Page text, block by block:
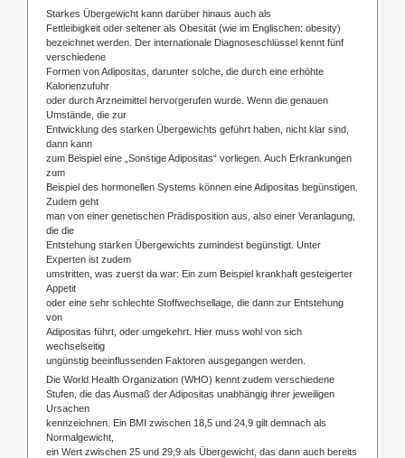
Starkes Übergewicht kann darüber hinaus auch als
Fettleibigkeit oder seltener als Obesität (wie im Englischen: obesity)
bezeichnet werden. Der internationale Diagnoseschlüssel kennt fünf
verschiedene
Formen von Adipositas, darunter solche, die durch eine erhöhte
Kalorienzufuhr
oder durch Arzneimittel hervorgerufen wurde. Wenn die genauen
Umstände, die zur
Entwicklung des starken Übergewichts geführt haben, nicht klar sind,
dann kann
zum Beispiel eine „Sonstige Adipositas“ vorliegen. Auch Erkrankungen
zum
Beispiel des hormonellen Systems können eine Adipositas begünstigen.
Zudem geht
man von einer genetischen Prädisposition aus, also einer Veranlagung,
die die
Entstehung starken Übergewichts zumindest begünstigt. Unter
Experten ist zudem
umstritten, was zuerst da war: Ein zum Beispiel krankhaft gesteigerter
Appetit
oder eine sehr schlechte Stoffwechsellage, die dann zur Entstehung
von
Adipositas führt, oder umgekehrt. Hier muss wohl von sich
wechselseitig
ungünstig beeinflussenden Faktoren ausgegangen werden.
Die World Health Organization (WHO) kennt zudem verschiedene
Stufen, die das Ausmaß der Adipositas unabhängig ihrer jeweiligen
Ursachen
kennzeichnen. Ein BMI zwischen 18,5 und 24,9 gilt demnach als
Normalgewicht,
ein Wert zwischen 25 und 29,9 als Übergewicht, das dann auch bereits